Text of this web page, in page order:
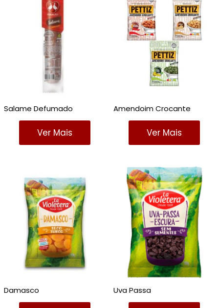
Salame Defumado
Ver Mais
Amendoim Crocante
Ver Mais
Damasco Uva Passa